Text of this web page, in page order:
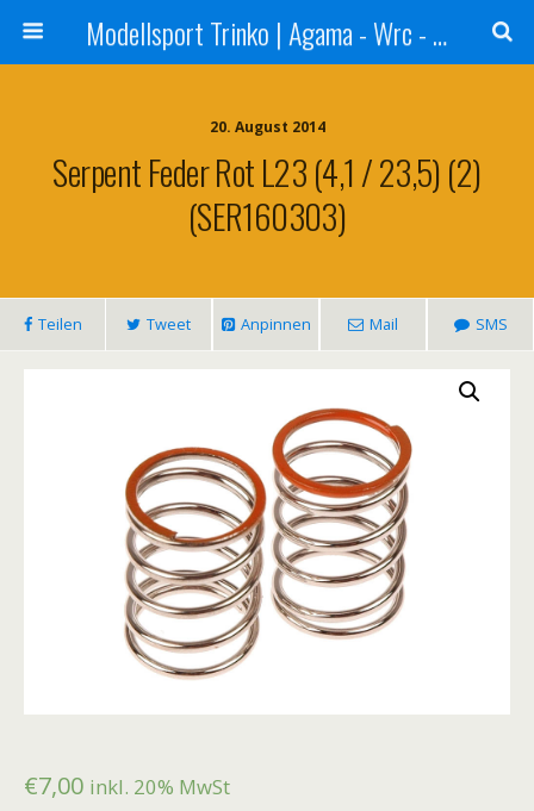
Modellsport Trinko | Agama - Wrc - Reds - Sweep - Xceed - Serpent - Ufra Tyres - Matrix Racing Tyres
20. August 2014
Serpent Feder Rot L23 (4,1 / 23,5) (2)
(SER160303)
Teilen Tweet Anpinnen Mail SMS
€7,00 inkl. 20% MwSt